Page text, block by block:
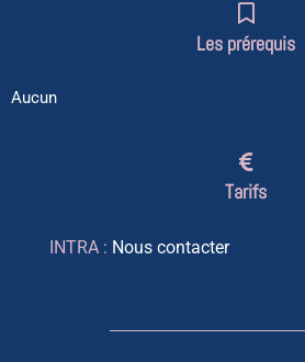
Les prérequis
Aucun
Tarifs
INTRA : Nous contacter